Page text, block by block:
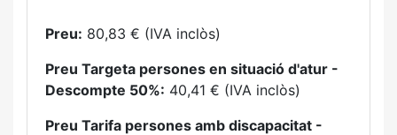
Preu: 80,83 € (IVA inclòs)
Preu Targeta persones en situació d'atur -
Descompte 50%: 40,41 € (IVA inclòs)
Preu Tarifa persones amb discapacitat -